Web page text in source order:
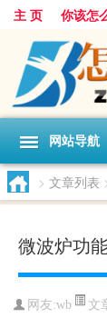
主 页 你该怎
网站导航
> 文章列表
微波炉功
网友:wb 文